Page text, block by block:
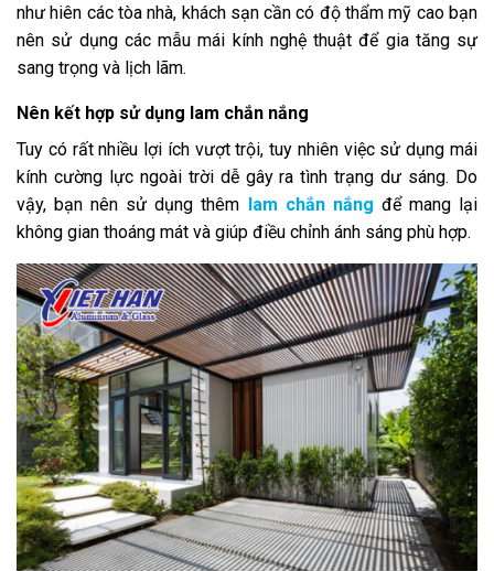
như hiên các tòa nhà, khách sạn cần có độ thẩm mỹ cao bạn
nên sử dụng các mẫu mái kính nghệ thuật để gia tăng sự
sang trọng và lịch lãm.
Nên kết hợp sử dụng lam chắn nắng
Tuy có rất nhiều lợi ích vượt trội, tuy nhiên việc sử dụng mái
kính cường lực ngoài trời dễ gây ra tình trạng dư sáng. Do
vậy, bạn nên sử dụng thêm lam chắn nắng để mang lại
không gian thoáng mát và giúp điều chỉnh ánh sáng phù hợp.